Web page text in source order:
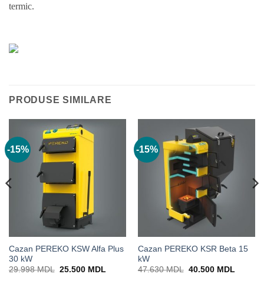
termic.
PRODUSE SIMILARE
-15%
Cazan PEREKO KSW Alfa Plus
30 kW
29.998MDL Prețul
25.500 MDLPrețul
-15%
Cazan PEREKO KSR Beta 15
kW
47.630MDL Prețul
40.500 MDLPrețul